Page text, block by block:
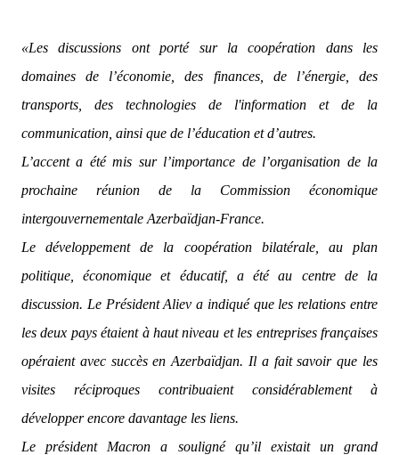
«Les discussions ont porté sur la coopération dans les
domaines de l’économie, des finances, de l’énergie, des
transports, des technologies de l'information et de la
communication, ainsi que de l’éducation et d’autres.
L’accent a été mis sur l’importance de l’organisation de la
prochaine réunion de la Commission économique
intergouvernementale Azerbaïdjan-France.
Le développement de la coopération bilatérale, au plan
politique, économique et éducatif, a été au centre de la
discussion. Le Président Aliev a indiqué que les relations entre
les deux pays étaient à haut niveau et les entreprises françaises
opéraient avec succès en Azerbaïdjan. Il a fait savoir que les
visites réciproques contribuaient considérablement à
développer encore davantage les liens.
Le président Macron a souligné qu’il existait un grand